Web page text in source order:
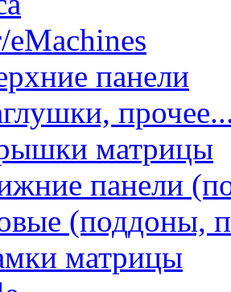
eMachines
панели
матрицы
панели
(поддоны,
матрицы